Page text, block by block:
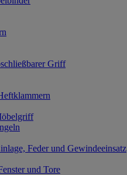
Griff
Feder und Gewindeeinsatz
und Tore